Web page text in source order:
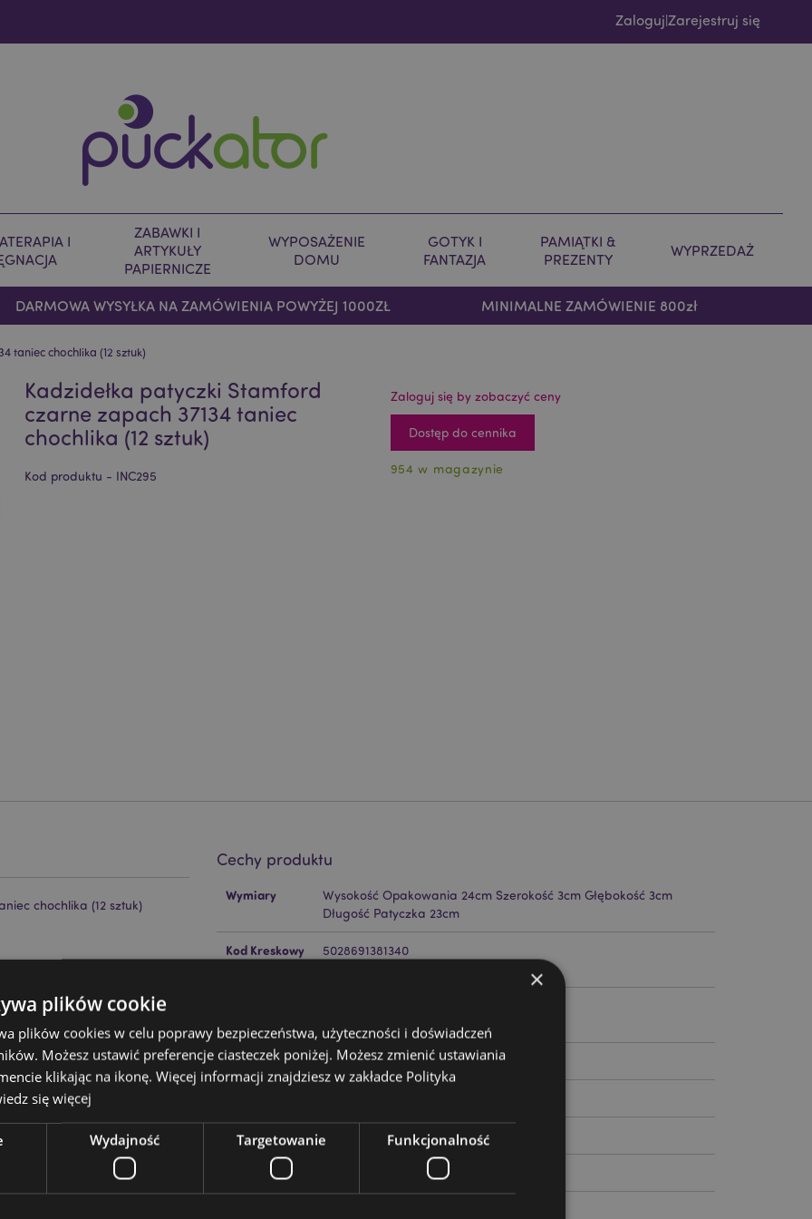
Zaloguj|Zarejestruj się
I
ZABAWKI I
ARTYKUŁY
PAPIERNICZE
WYPOSAŻENIE
DOMU
GOTYK I
FANTAZJA
PAMIĄTKI &
PREZENTY
WYPRZEDAŻ
DARMOWA WYSYŁKA NA ZAMÓWIENIA POWYŻEJ 1000ZŁ MINIMALNE ZAMÓWIENIE 800zł
taniec chochlika (12 sztuk)
Kadzidełka patyczki Stamford
czarne zapach 37134 taniec
chochlika (12 sztuk)
Kod produktu - INC295
Zaloguj się by zobaczyć ceny
Dostęp do cennika
954 w magazynie
chochlika (12 sztuk)
?Zapoznaj się z naszym
obszernymi zasobami
w tym niezbędnymi
dotyczącymi
się więcej.
Cechy produktu
informacji
Wymiary
Wysokość Opakowania 24cm Szerokość 3cm Głębokość 3cm
Długość Patyczka 23cm
Kod Kreskowy
5028691381340
kartonie
Waga (kg) 0.046000
NOWOŚĆ Nie
PROMO
×
plików cookie
plików cookies w celu poprawy bezpieczeństwa, użyteczności i doświadczeń
Możesz ustawić preferencje ciasteczek poniżej. Możesz zmienić ustawiania
klikając na ikonę. Więcej informacji znajdziesz w zakładce Polityka
się więcej
Wydajność Targetowanie Funkcjonalność